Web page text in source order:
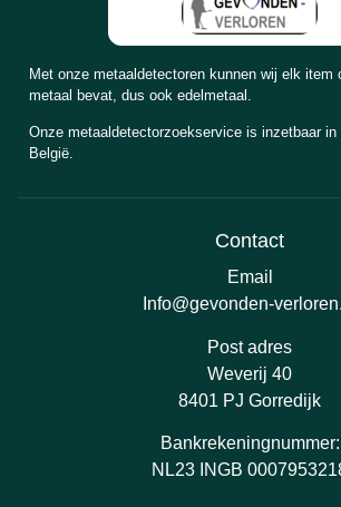
Met onze metaaldetectoren kunnen wij elk item
metaal bevat, dus ook edelmetaal.
Onze metaaldetectorzoekservice is inzetbaar in
België.
Contact
Email
Info@gevonden-
Post adres
Weverij 40
8401 PJ Gorredijk
Bankrekeningnummer:
NL23 INGB